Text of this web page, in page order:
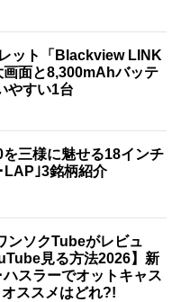
ット「Blackview LINK
面と8,300mAhバッテ
やすい1台
三様に魅せる18インチ
LAP｣3銘柄紹介
ンソクTubeがレビュ
見る方法2026】新
スラーでオットキャス
オススメはどれ?!